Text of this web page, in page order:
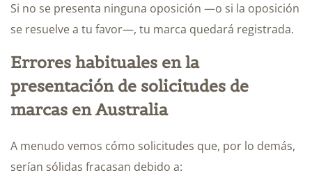
Si no se presenta ninguna oposición —o si la oposición
se resuelve a tu favor—, tu marca quedará registrada.
Errores habituales en la
presentación de solicitudes de
marcas en Australia
A menudo vemos cómo solicitudes que, por lo demás,
serían sólidas fracasan debido a: